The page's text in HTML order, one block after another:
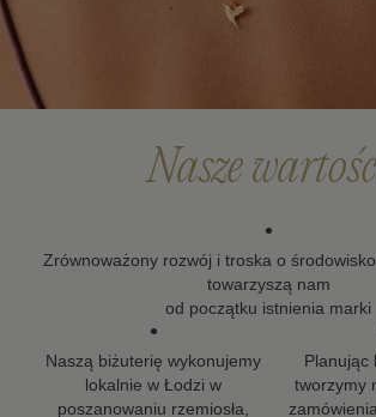
Po upływie okresu gwarancji możesz
dokładamy wszelkich starań, aby nasze
towarzyszyć Ci w kolejnych ważnych
Nasze
•
Zrównoważony rozwój i troska o
towarzyszą nam
od początku istnienia marki
•
Naszą biżuterię wykonujemy
lokalnie w Łodzi w
poszanowaniu rzemiosła,
Planując
tworzymy